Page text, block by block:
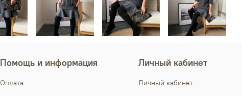
Помощь и информация
Оплата
Личный кабинет
Личный кабинет